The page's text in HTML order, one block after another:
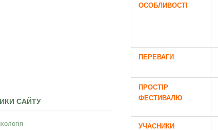
ОСОБЛИВОСТІ
ПЕРЕВАГИ
ПРОСТІР
ФЕСТИВАЛЮ
УЧАСНИКИ
САЙТУ